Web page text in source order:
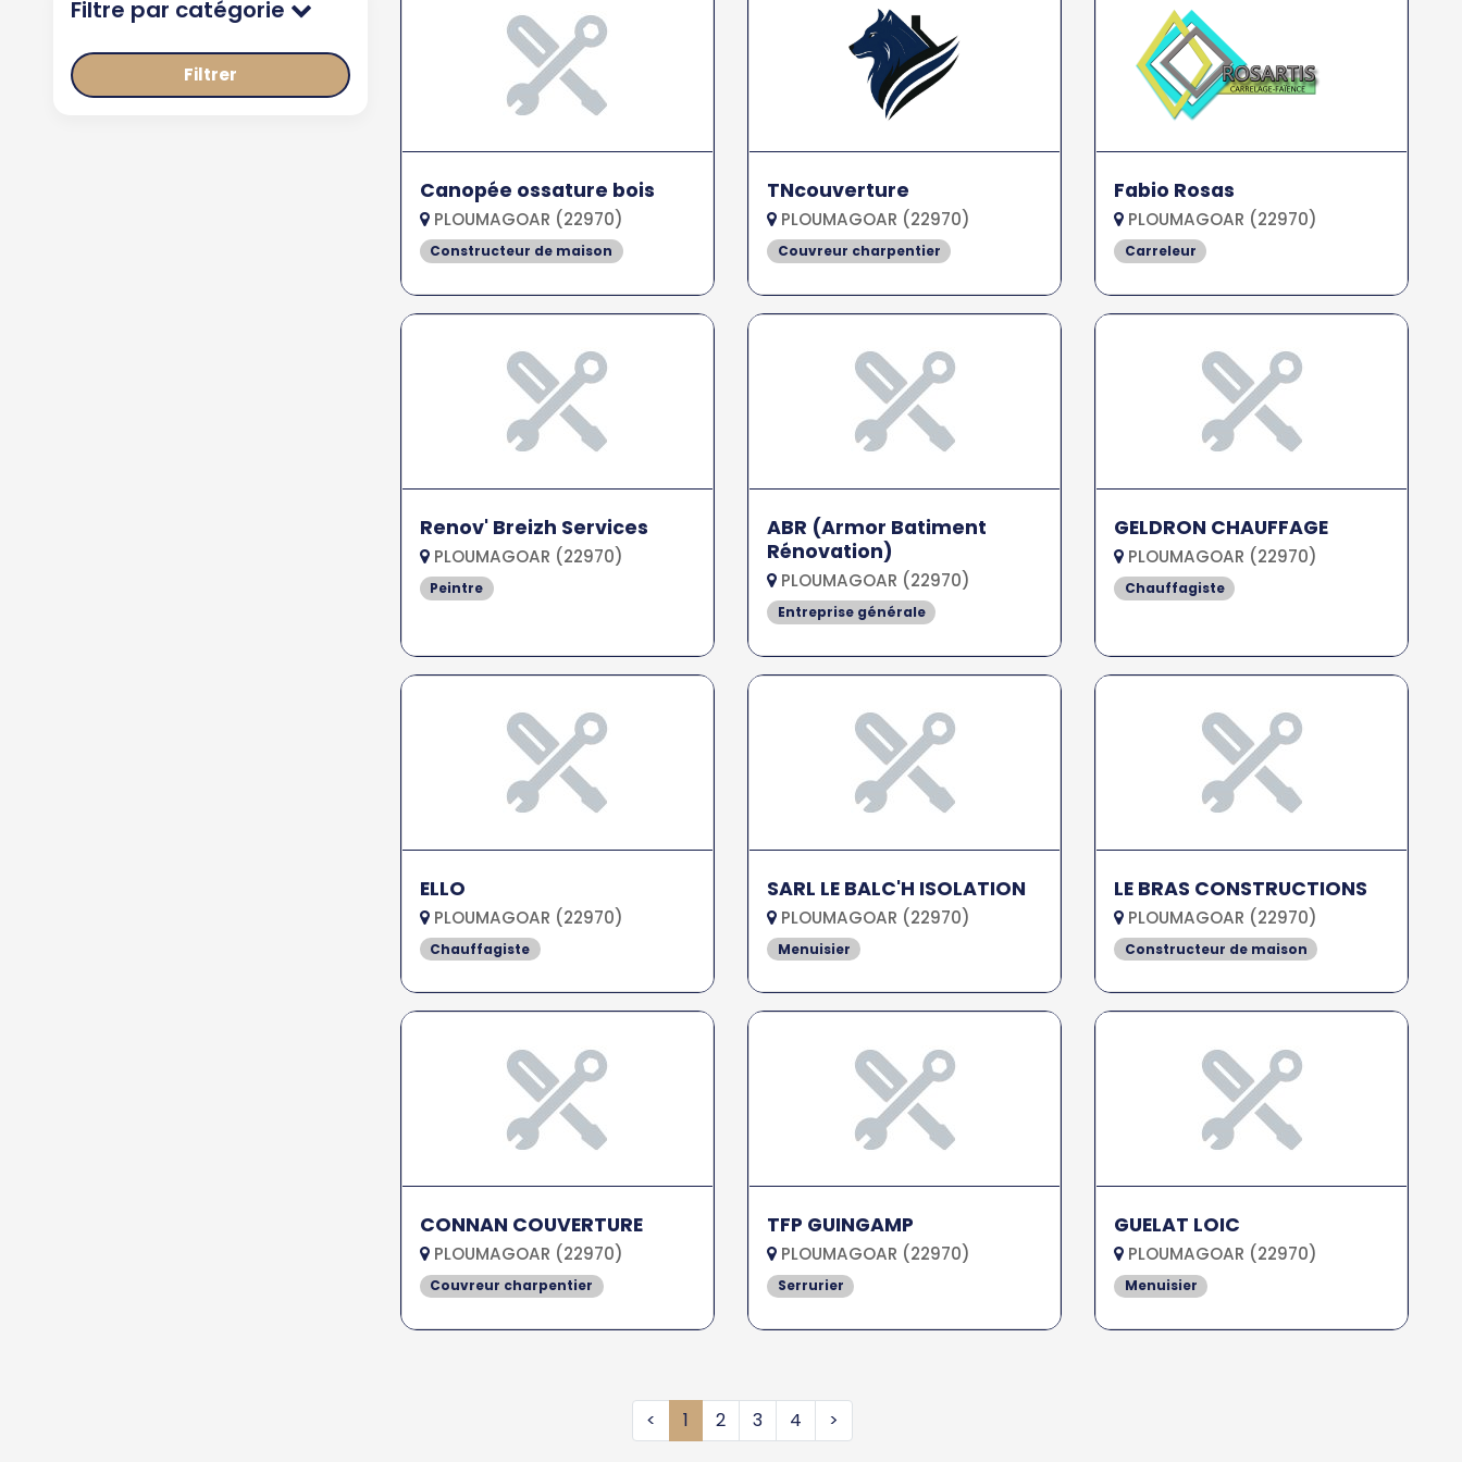
Filtre par catégorie
Filtrer
Canopée ossature bois
PLOUMAGOAR (22970)
Constructeur de maison
TNcouverture
PLOUMAGOAR (22970)
Couvreur charpentier
Fabio Rosas
PLOUMAGOAR (22970)
Carreleur
Renov' Breizh Services
PLOUMAGOAR (22970)
Peintre
ABR (Armor Batiment
Rénovation)
PLOUMAGOAR (22970)
Entreprise générale
GELDRON CHAUFFAGE
PLOUMAGOAR (22970)
Chauffagiste
ELLO
PLOUMAGOAR (22970)
Chauffagiste
SARL LE BALC'H ISOLATION
PLOUMAGOAR (22970)
Menuisier
LE BRAS CONSTRUCTIONS
PLOUMAGOAR (22970)
Constructeur de maison
CONNAN COUVERTURE
PLOUMAGOAR (22970)
Couvreur charpentier
TFP GUINGAMP
PLOUMAGOAR (22970)
Serrurier
GUELAT LOIC
PLOUMAGOAR (22970)
Menuisier
< 1 2 3 4 >